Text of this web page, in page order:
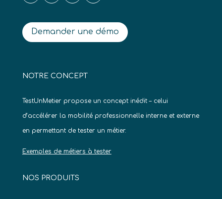
Demander une démo
NOTRE CONCEPT
TestUnMetier propose un concept inédit – celui
d’accélérer la mobilité professionnelle interne et externe
en permettant de tester un métier.
Exemples de métiers à tester
NOS PRODUITS